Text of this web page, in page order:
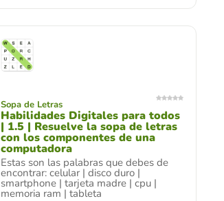
Sopa de Letras
Habilidades Digitales para todos
| 1.5 | Resuelve la sopa de letras
con los componentes de una
computadora
Estas son las palabras que debes de
encontrar: celular | disco duro |
smartphone | tarjeta madre | cpu |
memoria ram | tableta